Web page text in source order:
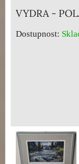
VYDRA -
Dostupnost: